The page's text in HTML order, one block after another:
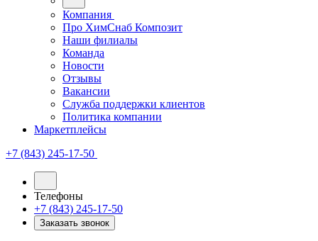
Компания
Про ХимСнаб Композит
Наши филиалы
Команда
Новости
Отзывы
Вакансии
Служба поддержки клиентов
Политика компании
Маркетплейсы
+7 (843) 245-17-50
Телефоны
+7 (843) 245-17-50
Заказать звонок